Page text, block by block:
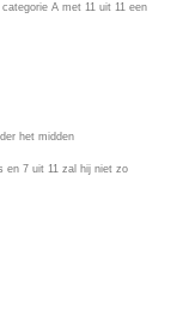
A met 11 uit 11 een
het midden
en 7 uit 11 zal hij niet zo